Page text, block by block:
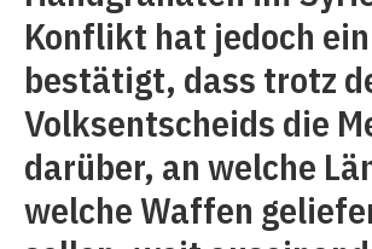
Konflikt hat jedoch
bestätigt, dass trotz
Volksentscheids die
darüber, an welche
welche Waffen